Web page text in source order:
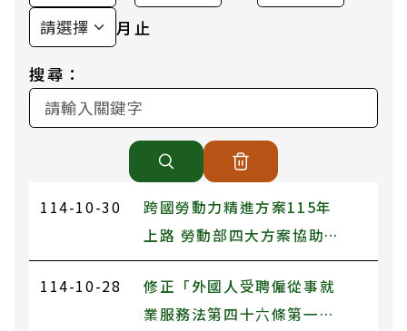
月止
搜尋：
114-10-30
跨國勞動力精進方案115年
上路 勞動部四大方案協助產
業改善缺工及低薪現象
114-10-28
修正「外國人受聘僱從事就
業服務法第四十六條第一項